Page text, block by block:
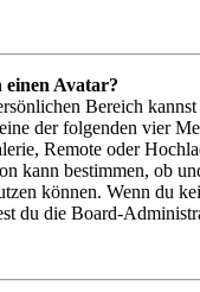
einen Avatar?
Bereich
der folgenden vier
Remote oder
kann bestimmen, ob
können. Wenn du
du die Board-